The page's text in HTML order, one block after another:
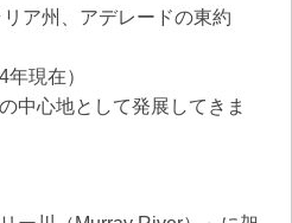
ア州、アデレードの東約
現在）
中心地として発展してきま